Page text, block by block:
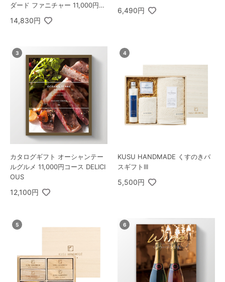
ダード ファニチャー 11,000円コ
ース 蘭 ＋ 極旨 つまみセットI
14,830円
6,490円
カタログギフト オーシャンテー
ルグルメ 11,000円コース DELICI
OUS
12,100円
KUSU HANDMADE くすのきバ
スギフトIII
5,500円